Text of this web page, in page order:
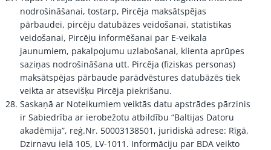
nodrošināšanai, tostarp, Pircēja maksātspējas
pārbaudei, pircēju datubāzes veidošanai, statistikas
veidošanai, Pircēju informēšanai par E-veikala
jaunumiem, pakalpojumu uzlabošanai, klienta aprūpes
saziņas nodrošināšana utt. Pircēja (fiziskas personas)
maksātspējas pārbaude parādvēstures datubāzēs tiek
veikta ar atsevišķu Pircēja piekrišanu.
Saskaņā ar Noteikumiem veiktās datu apstrādes pārzinis
ir Sabiedrība ar ierobežotu atbildību “Baltijas Datoru
akadēmija”, reģ.Nr. 50003138501, juridiskā adrese: Rīgā,
Dzirnavu ielā 105, LV-1011. Informāciju par BDA veikto